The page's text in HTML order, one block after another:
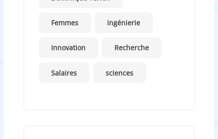
Femmes ingénierie
Innovation Recherche
Salaires sciences